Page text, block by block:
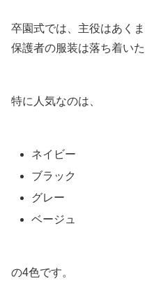
卒園式では、主役はあく
保護者の服装は落ち着い
特に人気なのは、
ネイビー
ブラック
グレー
ベージュ
の4色です。